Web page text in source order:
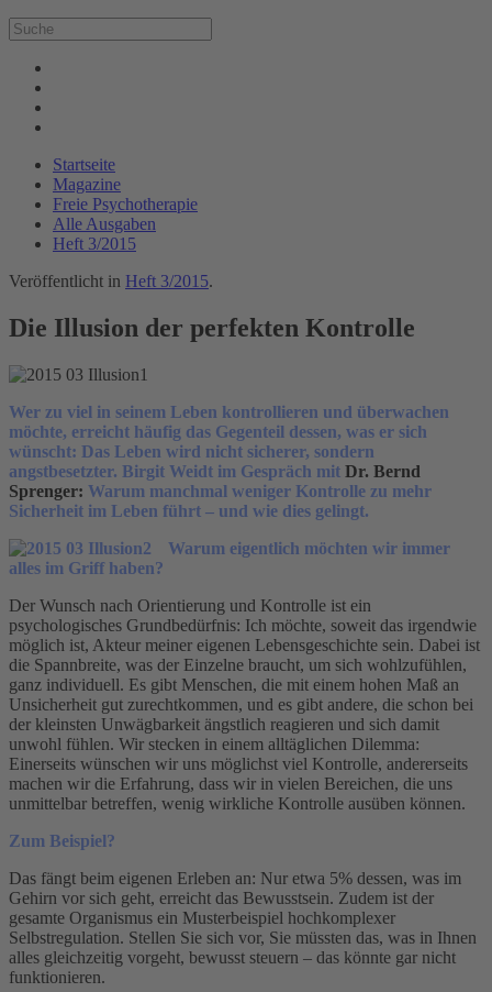
Startseite
Magazine
Freie Psychotherapie
Alle Ausgaben
Heft 3/2015
Veröffentlicht in Heft 3/2015.
Die Illusion der perfekten Kontrolle
Wer zu viel in seinem Leben kontrollieren und überwachen
möchte, erreicht häufig das Gegenteil dessen, was er sich
wünscht: Das Leben wird nicht sicherer, sondern
angstbesetzter. Birgit Weidt im Gespräch mit Dr. Bernd
Sprenger: Warum manchmal weniger Kontrolle zu mehr
Sicherheit im Leben führt – und wie dies gelingt.
Warum eigentlich möchten wir immer
alles im Griff haben?
Der Wunsch nach Orientierung und Kontrolle ist ein
psychologisches Grundbedürfnis: Ich möchte, soweit das irgendwie
möglich ist, Akteur meiner eigenen Lebensgeschichte sein. Dabei ist
die Spannbreite, was der Einzelne braucht, um sich wohlzufühlen,
ganz individuell. Es gibt Menschen, die mit einem hohen Maß an
Unsicherheit gut zurechtkommen, und es gibt andere, die schon bei
der kleinsten Unwägbarkeit ängstlich reagieren und sich damit
unwohl fühlen. Wir stecken in einem alltäglichen Dilemma:
Einerseits wünschen wir uns möglichst viel Kontrolle, andererseits
machen wir die Erfahrung, dass wir in vielen Bereichen, die uns
unmittelbar betreffen, wenig wirkliche Kontrolle ausüben können.
Zum Beispiel?
Das fängt beim eigenen Erleben an: Nur etwa 5% dessen, was im
Gehirn vor sich geht, erreicht das Bewusstsein. Zudem ist der
gesamte Organismus ein Musterbeispiel hochkomplexer
Selbstregulation. Stellen Sie sich vor, Sie müssten das, was in Ihnen
alles gleichzeitig vorgeht, bewusst steuern – das könnte gar nicht
funktionieren.